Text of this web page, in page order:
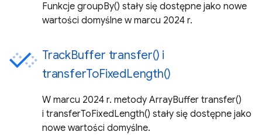
Funkcje groupBy() stały się dostępne jako nowe
wartości domyślne w marcu 2024 r.
TrackBuffer transfer() i
transferToFixedLength()
W marcu 2024 r. metody ArrayBuffer transfer()
i transferToFixedLength() stały się dostępne jako
nowe wartości domyślne.